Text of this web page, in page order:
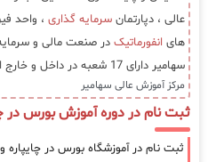
عالی ، دپارتمان سرمایه گذاری ، واحد
های انفورماتیک در صنعت مالی و
سهامیر دارای 17 شعبه در داخل و خارج از کشور میباشد.
مرکز آموزش عالی سهامیر
ثبت نام در دوره آموزش بورس در
ثبت نام در آموزشگاه بورس در